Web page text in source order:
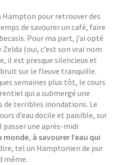
Hampton pour retrouver des
de savourer un café, faire
Pour ma part, j’ai opté
(oui, c’est son vrai nom
il est presque silencieux et
sur le fleuve tranquille.
semaines plus tôt, le cours
qui a submergé une
de terribles inondations. Le
d’eau docile et paisible, sur
passer une après-midi
monde, à savourer l’eau qui
tel un Hamptonien de pur
même.